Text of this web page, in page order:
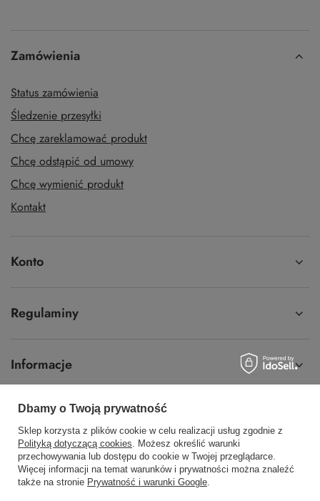
Zamówienia
Status zamówienia
Śledzenie przesyłki
Chcę zareklamować produkt
Chcę odstąpić od umowy
Chcę wymienić produkt
Kontakt
Konto
Regulaminy
Informacje
58 762 91 40 Poniedziałek - Piątek / 8:00 - 15:30
sklep@hurtowniawera.pl Wera,Wodnika 50,80-299Gdańsk
Dbamy o Twoją prywatność
Sklep korzysta z plików cookie w celu realizacji usług zgodnie z
Polityką dotyczącą cookies. Możesz określić warunki
przechowywania lub dostępu do cookie w Twojej przeglądarce.
Więcej informacji na temat warunków i prywatności można znaleźć
także na stronie Prywatność i warunki Google.